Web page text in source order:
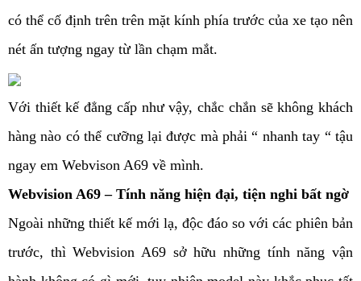
có thể cố định trên trên mặt kính phía trước của xe tạo nên
nét ấn tượng ngay từ lần chạm mắt.
Với thiết kế đẳng cấp như vậy, chắc chắn sẽ không khách
hàng nào có thể cưỡng lại được mà phải “ nhanh tay “ tậu
ngay em Webvison A69 về mình.
Webvision A69 – Tính năng hiện đại, tiện nghi bất ngờ
Ngoài những thiết kế mới lạ, độc đáo so với các phiên bản
trước, thì Webvision A69 sở hữu những tính năng vận